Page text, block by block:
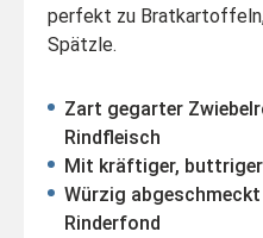
perfekt zu
Spätzle.
Zart gegarter
Rindfleisch
Mit kräftiger,
Würzig
Rinderfond